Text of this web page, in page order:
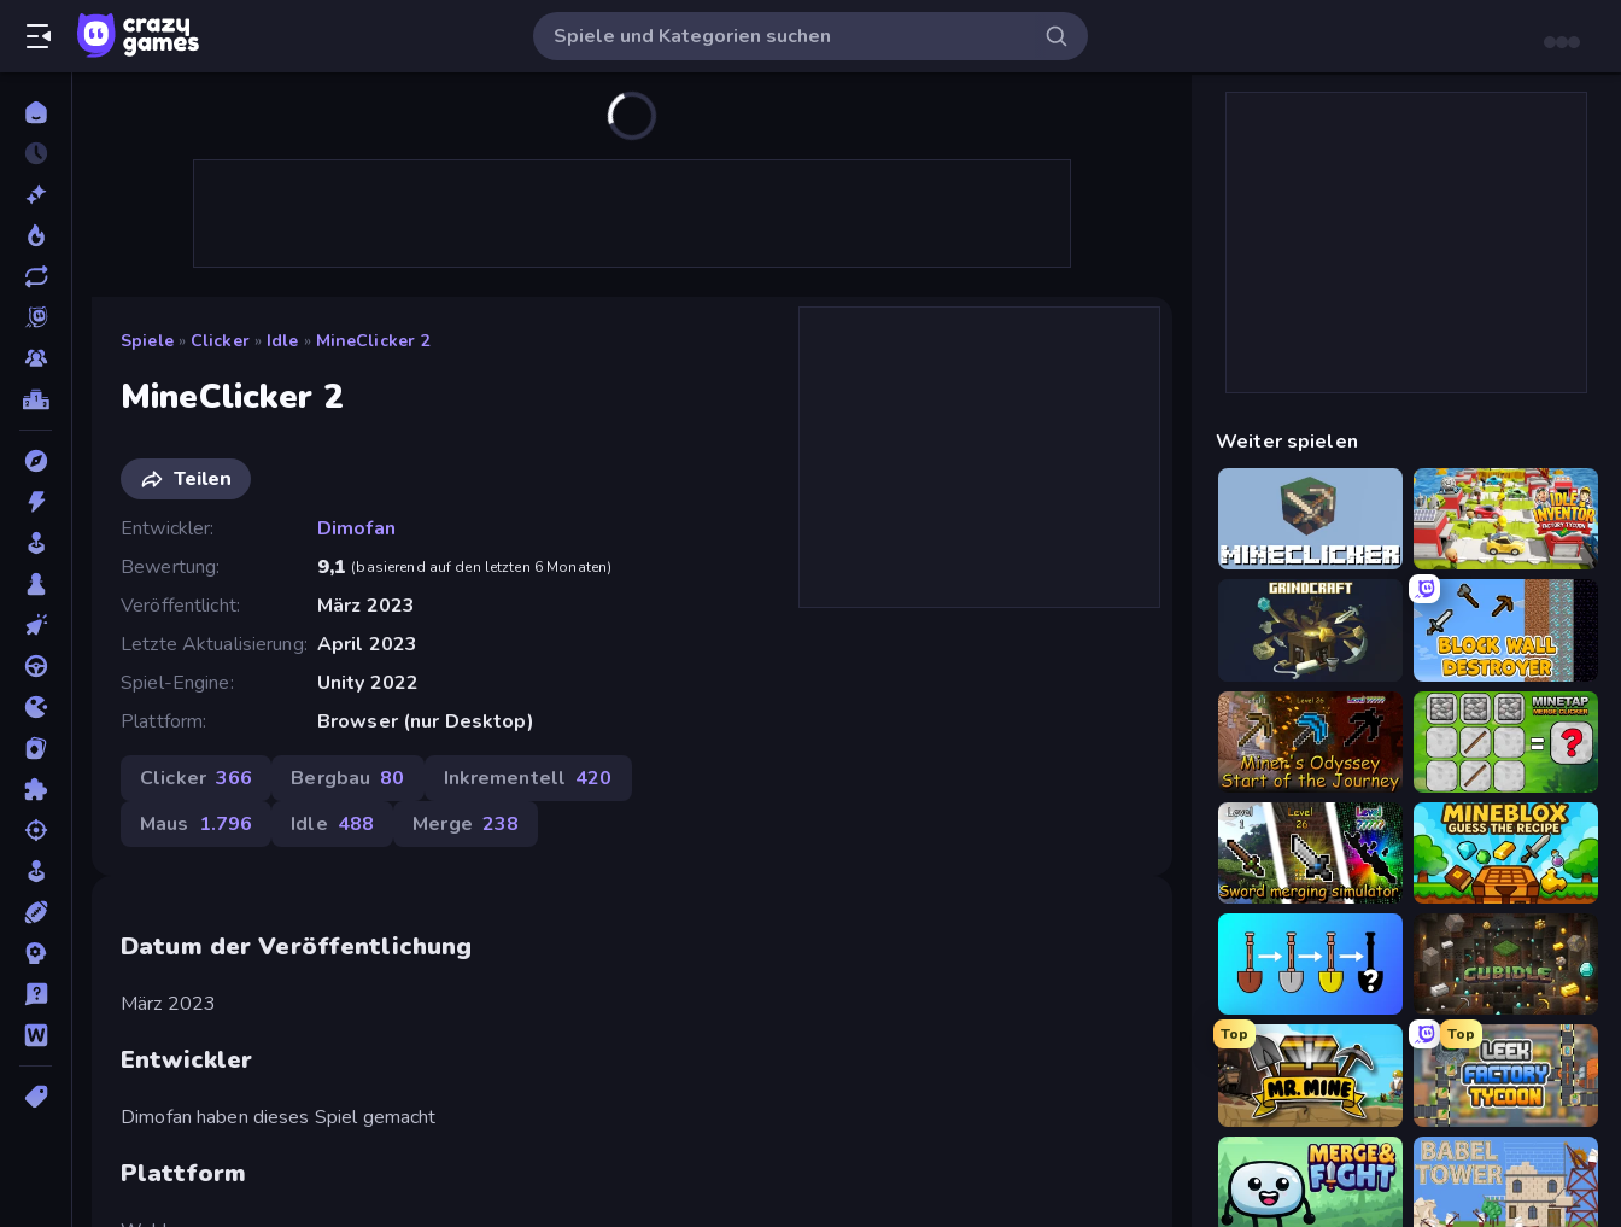
Spiele » Clicker » Idle » MineClicker 2
MineClicker 2
Teilen
Entwickler
Dimofan
Bewertung
9,1 (basierend auf den letzten 6 Monaten)
Veröffentlicht
März 2023
Letzte Aktualisierung April 2023
Spiel-Engine
Unity 2022
Plattform
Browser (nur Desktop)
Clicker 366 Bergbau 80 Inkrementell 420
Maus 1.796 Idle 488 Merge 238
Datum der Veröffentlichung
März 2023
Entwickler
Dimofan haben dieses Spiel gemacht
Plattform
Weiter spielen
MineClicker Idle Inventor
GrindCraft Block Wall Destroyer
Miner's Odyssey MineTap Merge Clicker
Sword Merging Simulator Mineblox - Guess the Recipe
Cubidle
Top
Mr. Mine
Top
Leek Factory Tycoon